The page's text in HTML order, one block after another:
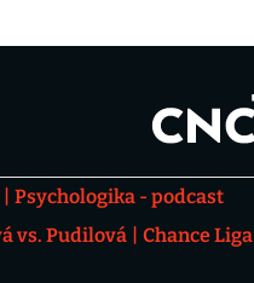
Psychologika - podcast
vs. Pudilová
Chance Liga